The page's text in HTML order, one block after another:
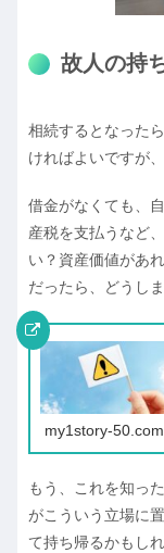
故人の持
相続するとなった
ければよいですが
借金がなくても、
産税を支払うなど
い？資産価値があ
だったら、どうし
my1story-50.com
もう、これを知っ
がこういう立場に
て持ち帰るかもし